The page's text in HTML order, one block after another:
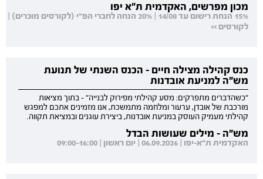
מכון מפרשים, האקדמית ת"א יפו
15% הנחת רישום עד 14/08 | 20% הנחה לחברי הפ"י (לקורסים מוכרים) |
לקורסים >>
כנס קהילה מצילה חיים - הכנס השנתי של תנועת
מש"ה למניעת אובדנות
"כשהדברים מתפרקים: מסע קהילתי מפירוק לבנייה" - בתוך מציאות
מורכבת של אובדן, ערעור ומלחמה מתמשכת, אנו מזמינים אתכם למפגש
קהילתי מעמיק העוסק במניעת אובדנות, ביצירת עוגנים ובמציאת תקווה.
מש"ה - מילים שעושות הבדל
האקדמית ת"א-יפו | 06.09.2026 | יום ראשון | 09:00-16:00